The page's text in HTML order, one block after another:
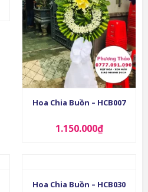
Hoa Chia Buồn – HCB007
1.150.000₫
Hoa Chia Buồn – HCB030